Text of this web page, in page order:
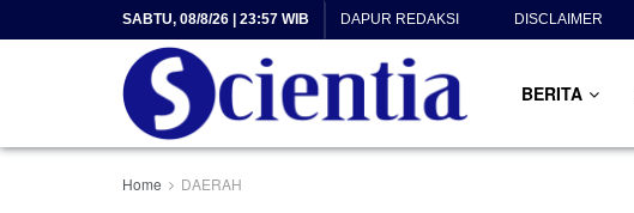
SABTU, 08/8/26 | 23:57 WIB DAPUR REDAKSI DISCLAIMER
BERITA
Home DAERAH